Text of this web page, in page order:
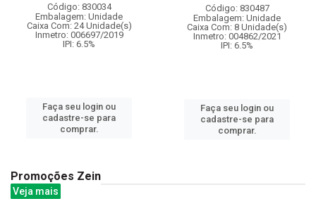
Código: 830034
Embalagem: Unidade
Caixa Com: 24 Unidade(s)
Inmetro: 006697/2019
IPI: 6.5%
Faça seu login ou
cadastre-se para
comprar.
Código: 830487
Embalagem: Unidade
Caixa Com: 8 Unidade(s)
Inmetro: 004862/2021
IPI: 6.5%
Faça seu login ou
cadastre-se para
comprar.
Promoções Zein
Veja mais